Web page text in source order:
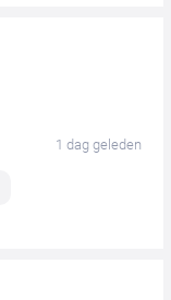
1 dag geleden